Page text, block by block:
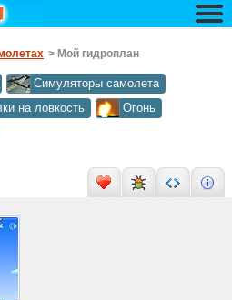
> Мой гидроплан
Симуляторы самолета
на ловкость
Огонь